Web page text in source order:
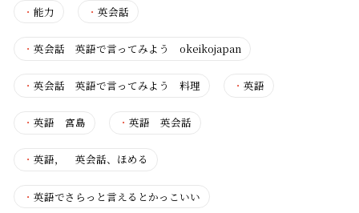
・ 能力 ・英会話
・ 英会話 英語で言ってみよう okeikojapan
・ 英会話 英語で言ってみよう 料理 ・英語
・ 英語 宮島 ・英語 英会話
・ 英語， 英会話、ほめる
・ 英語でさらっと言えるとかっこいい